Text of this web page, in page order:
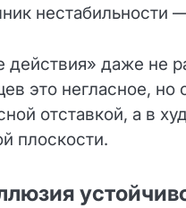
нестабильности
действия» даже не
это негласное,
отставкой, а в
плоскости.